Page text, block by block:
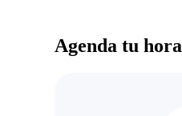
Agenda tu hora